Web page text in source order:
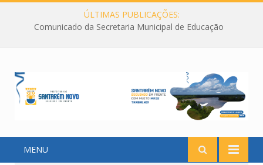
ÚLTIMAS PUBLICAÇÕES:
Comunicado da Secretaria Municipal de Educação
MENU